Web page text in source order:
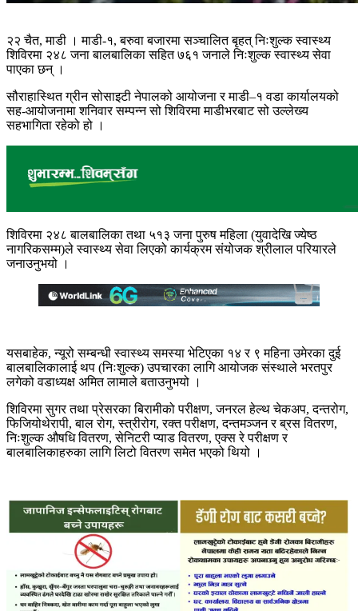
२२ चैत, माडी । माडी-१, बरुवा बजारमा सञ्चालित बृहत् निःशुल्क स्वास्थ्य
शिविरमा २४८ जना बालबालिका सहित ७६१ जनाले निःशुल्क स्वास्थ्य सेवा
पाएका छन् ।
सौराहास्थित ग्रीन सोसाइटी नेपालको आयोजना र माडी–१ वडा कार्यालयको
सह-आयोजनामा शनिवार सम्पन्न सो शिविरमा माडीभरबाट सो उल्लेख्य
सहभागिता रहेको हो ।
शिविरमा २४८ बालबालिका तथा ५१३ जना पुरुष महिला (युवादेखि ज्येष्ठ
नागरिकसम्म)ले स्वास्थ्य सेवा लिएको कार्यक्रम संयोजक श्रीलाल परियारले
जनाउनुभयो ।
यसबाहेक, न्यूरो सम्बन्धी स्वास्थ्य समस्या भेटिएका १४ र ९ महिना उमेरका दुई
बालबालिकालाई थप (निःशुल्क) उपचारका लागि आयोजक संस्थाले भरतपुर
लगेको वडाध्यक्ष अमित लामाले बताउनुभयो ।
शिविरमा सुगर तथा प्रेसरका बिरामीको परीक्षण, जनरल हेल्थ चेकअप, दन्तरोग,
फिजियोथेरापी, बाल रोग, स्त्रीरोग, रक्त परीक्षण, दन्तमञ्जन र ब्रस वितरण,
निःशुल्क औषधि वितरण, सेनिटरी प्याड वितरण, एक्स रे परीक्षण र
बालबालिकाहरुका लागि लिटो वितरण समेत भएको थियो ।